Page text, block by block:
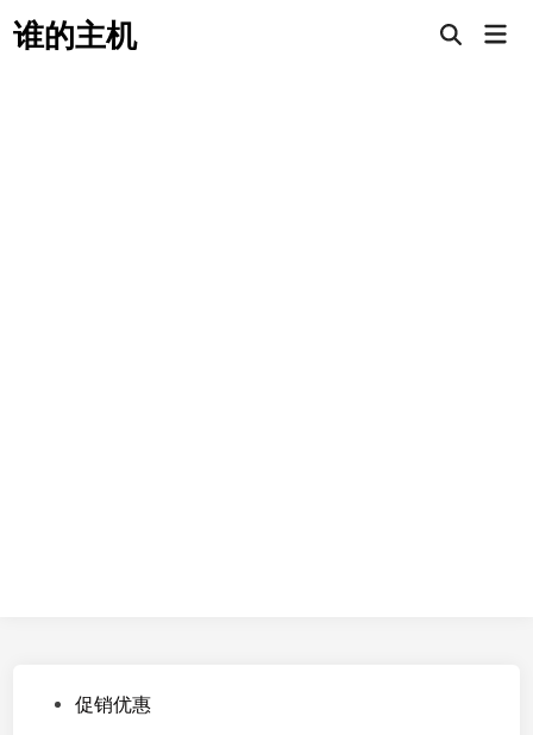
to谁的主机
Open
Posted促销优惠